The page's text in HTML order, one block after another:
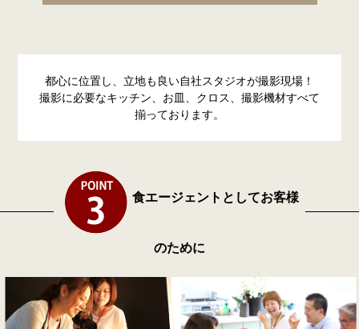
都心に位置し、立地も良い自社スタジオが撮影現場！
撮影に必要なキッチン、お皿、クロス、撮影機材すべて
揃っております。
食エージェントとしてお客様
のために